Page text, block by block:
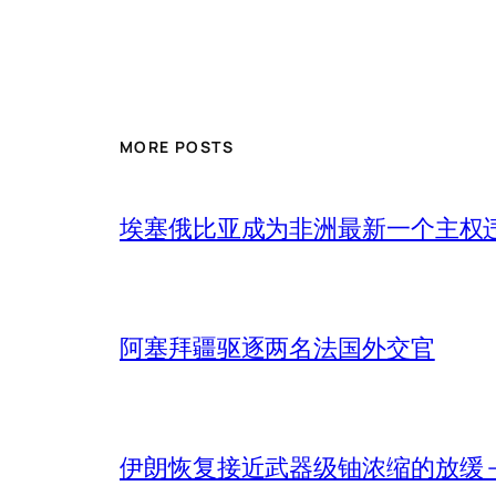
MORE POSTS
埃塞俄比亚成为非洲最新一个主权
阿塞拜疆驱逐两名法国外交官
伊朗恢复接近武器级铀浓缩的放缓